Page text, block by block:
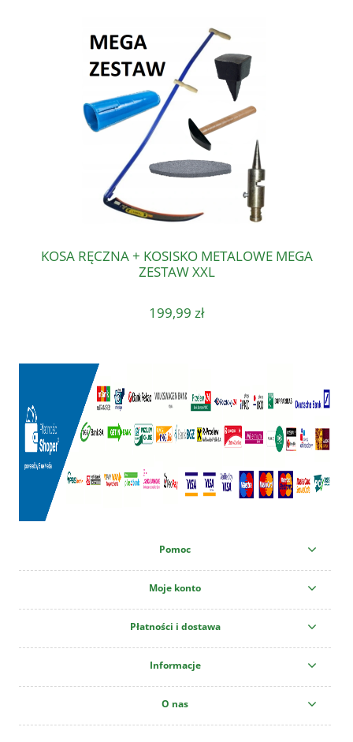
KOSA RĘCZNA + KOSISKO METALOWE MEGA
ZESTAW XXL
199,99 zł
Pomoc
Moje konto
Płatności i dostawa
Informacje
O nas